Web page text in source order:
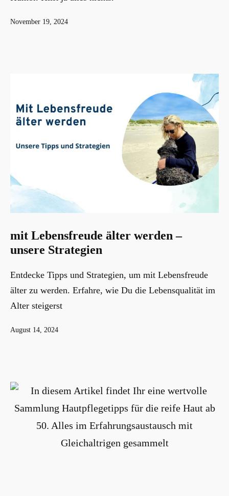
Veröffentlicht
November 19, 2024
mit Lebensfreude älter werden –
unsere Strategien
Entdecke Tipps und Strategien, um mit Lebensfreude
älter zu werden. Erfahre, wie Du die Lebensqualität im
Alter steigerst
Veröffentlicht
August 14, 2024